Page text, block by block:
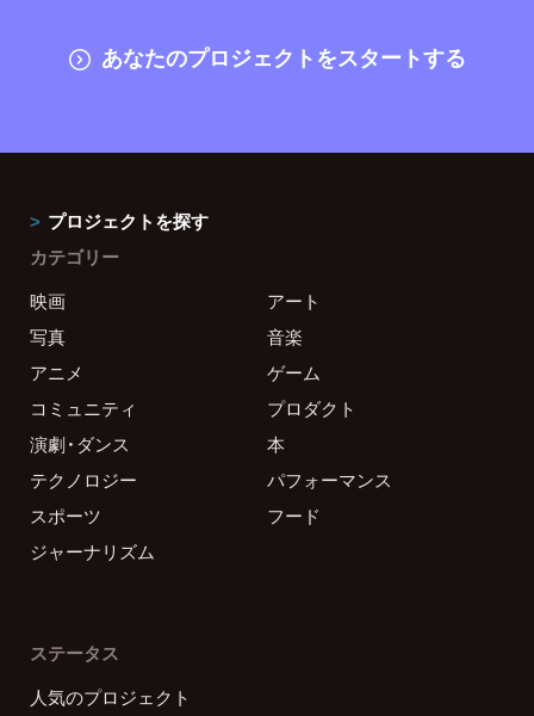
あなたのプロジェクトをスタートする
プロジェクトを探す
カテゴリー
映画
アート
写真
音楽
アニメ
ゲーム
コミュニティ
プロダクト
演劇・ダンス
本
テクノロジー
パフォーマンス
スポーツ
フード
ジャーナリズム
ステータス
人気のプロジェクト